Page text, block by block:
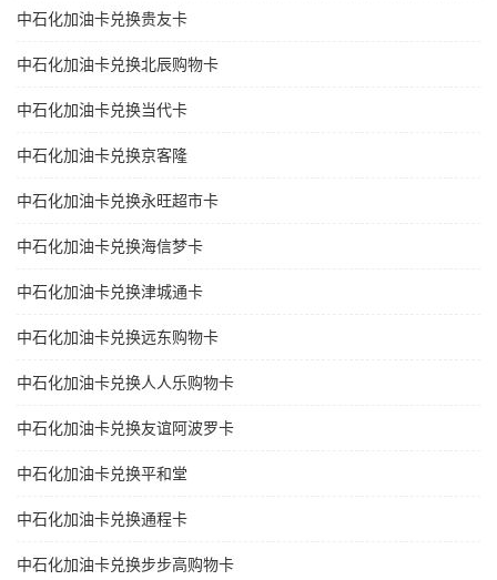
中石化加油卡兑换贵友卡
中石化加油卡兑换北辰购物卡
中石化加油卡兑换当代卡
中石化加油卡兑换京客隆
中石化加油卡兑换永旺超市卡
中石化加油卡兑换海信梦卡
中石化加油卡兑换津城通卡
中石化加油卡兑换远东购物卡
中石化加油卡兑换人人乐购物卡
中石化加油卡兑换友谊阿波罗卡
中石化加油卡兑换平和堂
中石化加油卡兑换通程卡
中石化加油卡兑换步步高购物卡